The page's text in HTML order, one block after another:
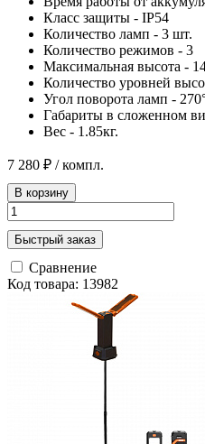
Класс защиты - IP54
Количество ламп - 3 шт.
Количество режимов - 3
Максимальная высота -
Количество уровней
Угол поворота ламп -
Габариты в сложенном
Вес - 1.85кг.
7 280 ₽ / компл.
В корзину
Быстрый заказ
Сравнение
Код товара: 13982